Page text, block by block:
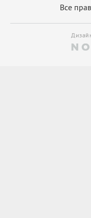
Все